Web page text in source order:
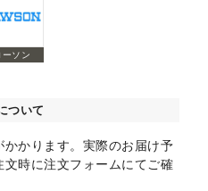
ーソン
ついて
かります。実際のお届け予
時に注文フォームにてご確